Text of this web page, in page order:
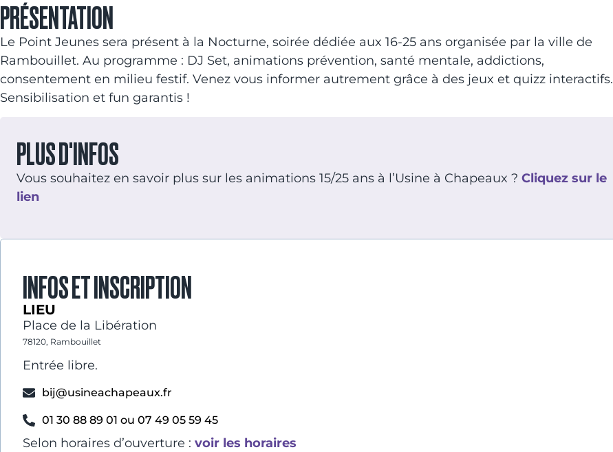
PRÉSENTATION
Le Point Jeunes sera présent à la Nocturne, soirée dédiée aux 16-25 ans organisée par la ville de
Rambouillet. Au programme : DJ Set, animations prévention, santé mentale, addictions,
consentement en milieu festif. Venez vous informer autrement grâce à des jeux et quizz interactifs.
Sensibilisation et fun garantis !
PLUS D'INFOS
Vous souhaitez en savoir plus sur les animations 15/25 ans à l’Usine à Chapeaux ? Cliquez sur le
lien
INFOS ET INSCRIPTION
LIEU
Place de la Libération
78120, Rambouillet
Entrée libre.
bij@usineachapeaux.fr
01 30 88 89 01 ou 07 49 05 59 45
Selon horaires d’ouverture : voir les horaires